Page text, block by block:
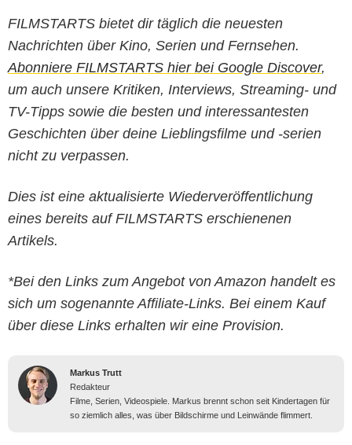
FILMSTARTS bietet dir täglich die neuesten
Nachrichten über Kino, Serien und Fernsehen.
Abonniere FILMSTARTS hier bei Google Discover,
um auch unsere Kritiken, Interviews, Streaming- und
TV-Tipps sowie die besten und interessantesten
Geschichten über deine Lieblingsfilme und -serien
nicht zu verpassen.
Dies ist eine aktualisierte Wiederveröffentlichung
eines bereits auf FILMSTARTS erschienenen
Artikels.
*Bei den Links zum Angebot von Amazon handelt es
sich um sogenannte Affiliate-Links. Bei einem Kauf
über diese Links erhalten wir eine Provision.
Markus Trutt
Redakteur
Filme, Serien, Videospiele. Markus brennt schon seit Kindertagen für
so ziemlich alles, was über Bildschirme und Leinwände flimmert.